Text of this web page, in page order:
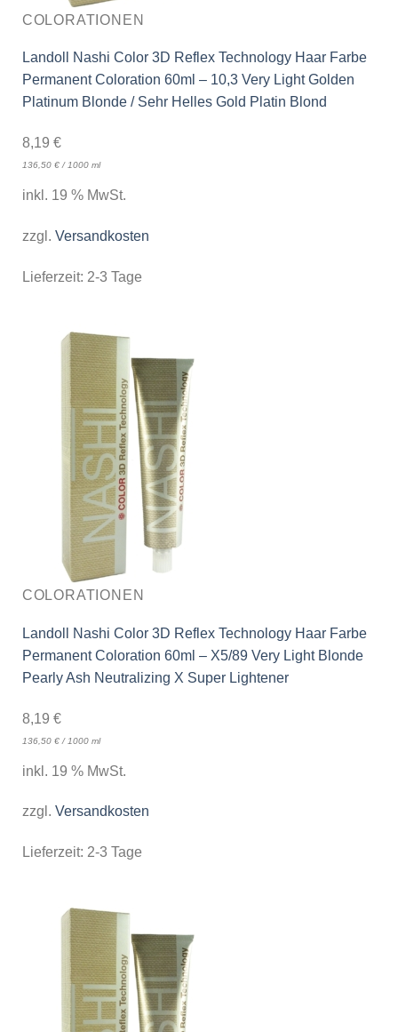
COLORATIONEN
Landoll Nashi Color 3D Reflex Technology Haar Farbe
Permanent Coloration 60ml – 10,3 Very Light Golden
Platinum Blonde / Sehr Helles Gold Platin Blond
8,19 €
136,50 €/ 1000 ml
inkl. 19 % MwSt.
zzgl. Versandkosten
Lieferzeit: 2-3 Tage
COLORATIONEN
Landoll Nashi Color 3D Reflex Technology Haar Farbe
Permanent Coloration 60ml – X5/89 Very Light Blonde
Pearly Ash Neutralizing X Super Lightener
8,19 €
136,50 €/ 1000 ml
inkl. 19 % MwSt.
zzgl. Versandkosten
Lieferzeit: 2-3 Tage